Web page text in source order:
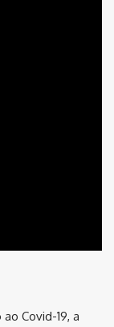
Covid-19, a